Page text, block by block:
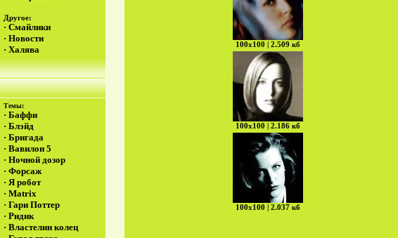
Другое:
· Смайлики
· Новости
· Халява
Темы:
· Баффи
· Блэйд
· Бригада
· Вавилон 5
· Ночной дозор
· Форсаж
· Я робот
· Matrix
· Гари Поттер
· Ридик
· Властелин колец
100х100 | 2.509 кб
100х100 | 2.186 кб
100х100 | 2.037 кб